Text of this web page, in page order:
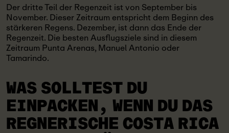
Der dritte Teil der Regenzeit ist von September bis
November. Dieser Zeitraum entspricht dem Beginn des
stärkeren Regens. Dezember, ist dann das Ende der
Regenzeit. Die besten Ausflugsziele sind in diesem
Zeitraum Punta Arenas, Manuel Antonio oder
Tamarindo.
WAS SOLLTEST DU
EINPACKEN, WENN DU DAS
REGNERISCHE COSTA RICA